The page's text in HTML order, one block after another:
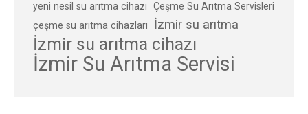
yeni nesil su arıtma cihazı
Çeşme Su Arıtma Servisleri
çeşme su arıtma cihazları
İzmir su arıtma
İzmir su arıtma cihazı
İzmir Su Arıtma Servisi